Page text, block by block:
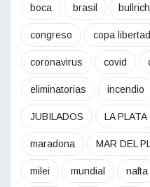
boca brasil bullrich
congreso copa
coronavirus covid
eliminatorias incendio
JUBILADOS LA PLATA
maradona MAR DEL
milei mundial nafta